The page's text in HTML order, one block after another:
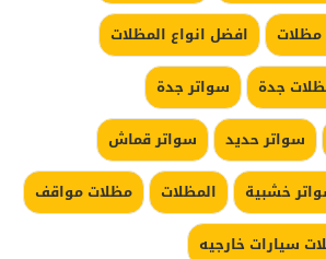
افضل انواع المظلات
جدة
سواتر جدة
سواتر حديد
سواتر قماش
خشبية المظلات
مظلات مواقف
سيارات خارجيه